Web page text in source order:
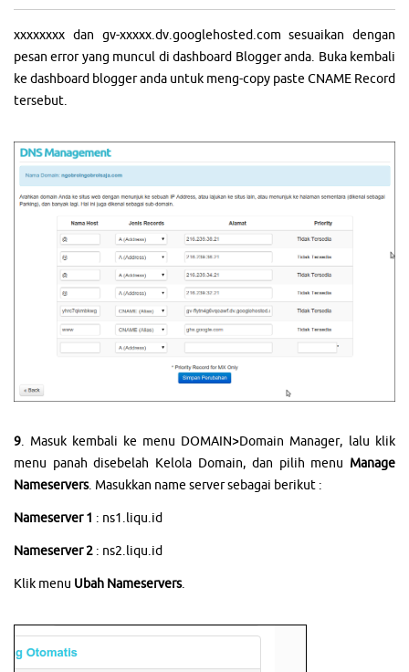
xxxxxxxx dan gv-xxxxx.dv.googlehosted.com sesuaikan dengan
pesan error yang muncul di dashboard Blogger anda. Buka kembali
ke dashboard blogger anda untuk meng-copy paste CNAME Record
tersebut.
9. Masuk kembali ke menu DOMAIN>Domain Manager, lalu klik
menu panah disebelah Kelola Domain, dan pilih menu Manage
Nameservers. Masukkan name server sebagai berikut :
Nameserver 1 : ns1.liqu.id
Nameserver 2 : ns2.liqu.id
Klik menu Ubah Nameservers.